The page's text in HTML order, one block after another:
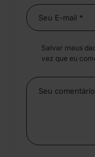
Salvar meus
vez que eu